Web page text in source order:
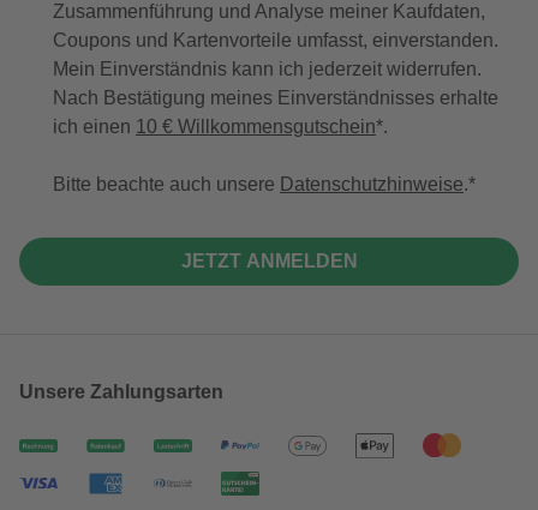
Zusammenführung und Analyse meiner Kaufdaten,
Coupons und Kartenvorteile umfasst, einverstanden.
Mein Einverständnis kann ich jederzeit widerrufen.
Nach Bestätigung meines Einverständnisses erhalte
ich einen 10 € Willkommensgutschein*.
Bitte beachte auch unsere Datenschutzhinweise.
JETZT ANMELDEN
Unsere Zahlungsarten